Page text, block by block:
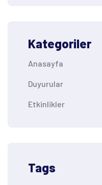
Kategoriler
Anasayfa
Duyurular
Etkinlikler
Tags